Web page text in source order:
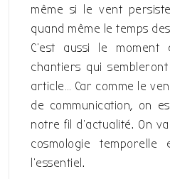
même si le vent
quand même le temps
C’est aussi le
chantiers qui
article… Car comme le
de communication, on
notre fil d’actualité. On
cosmologie
l’essentiel.